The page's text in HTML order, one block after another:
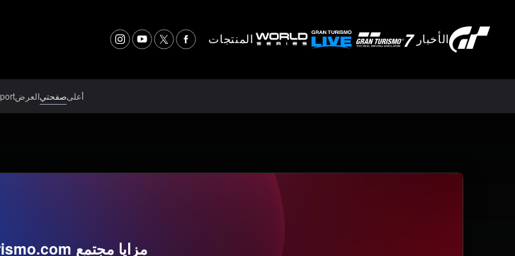
الأخبار المنتجات
أعلىصفحتيالعرض
مزايا مجتمع gran-turismo.com